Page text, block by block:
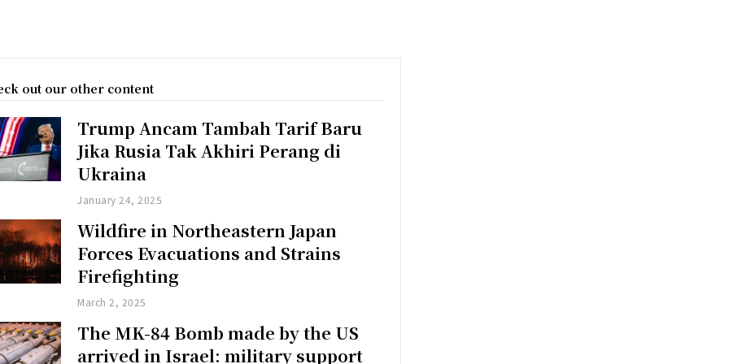
out our other content
Trump Ancam Tambah Tarif Baru
Jika Rusia Tak Akhiri Perang di
Ukraina
January 24, 2025
Wildfire in Northeastern Japan
Forces Evacuations and Strains
Firefighting
March 2, 2025
The MK-84 Bomb made by the US
arrived in Israel: military support